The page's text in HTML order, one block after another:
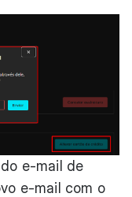
e-mail de
e-mail com o